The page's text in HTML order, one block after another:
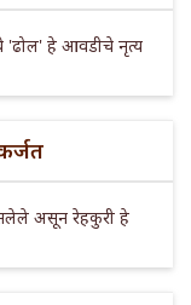
'ढोल' हे आवडीचे नृत्य
असून रेहकुरी हे